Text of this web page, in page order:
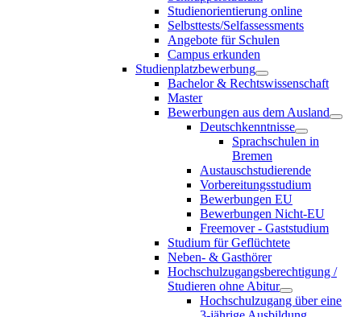
Studienorientierung online
Selbsttests/Selfassessments
Angebote für Schulen
Campus erkunden
Studienplatzbewerbung
Bachelor & Rechtswissenschaft
Master
Bewerbungen aus dem Ausland
Deutschkenntnisse
Sprachschulen in
Bremen
Austauschstudierende
Vorbereitungsstudium
Bewerbungen EU
Bewerbungen Nicht-EU
Freemover - Gaststudium
Studium für Geflüchtete
Neben- & Gasthörer
Hochschulzugangsberechtigung /
Studieren ohne Abitur
Hochschulzugang über eine